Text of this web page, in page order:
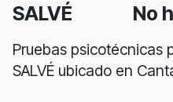
SALVÉ No
Pruebas psicotécnicas
SALVÉ ubicado en